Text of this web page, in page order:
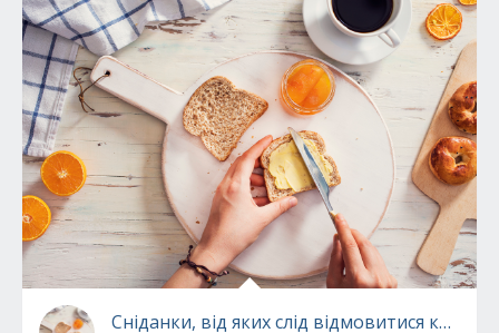
Сніданки, від яких слід відмовитися котрі